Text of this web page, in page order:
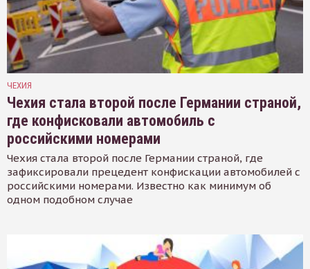
ЧЕХИЯ
Чехия стала второй после Германии страной,
где конфисковали автомобиль с
российскими номерами
Чехия стала второй после Германии страной, где
зафиксировали прецедент конфискации автомобилей с
российскими номерами. Известно как минимум об
одном подобном случае